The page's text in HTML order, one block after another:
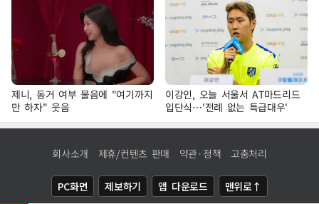
제니, 동거 여부 물음에 "여기까지
만 하자" 웃음
이강인, 오늘 서울서 AT마드리드
입단식…'전례 없는 특급대우'
회사소개 제휴/컨텐츠 판매 약관·정책 고충처리
PC화면 제보하기 앱 다운로드 맨위로↑